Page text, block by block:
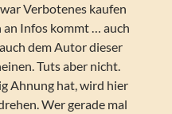
Verbotenes kaufen
an Infos kommt … auch
dem Autor dieser
Tuts aber nicht.
Ahnung hat, wird hier
Wer gerade mal